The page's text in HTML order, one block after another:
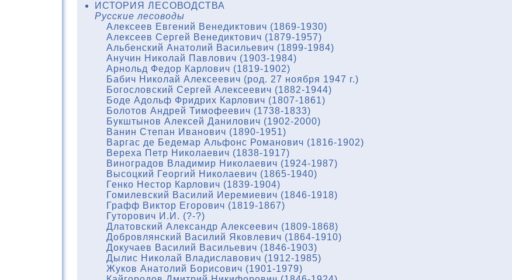
ИСТОРИЯ ЛЕСОВОДСТВА
Русские лесоводы
Алексеев Евгений Венедиктович (1869-1930)
Алексеев Сергей Венедиктович (1879-1957)
Альбенский Анатолий Васильевич (1899-1984)
Анучин Николай Павлович (1903-1984)
Арнольд Федор Карлович (1819-1902)
Бабич Николай Алексеевич (род. 27 ноября 1947 г.)
Богословский Сергей Алексеевич (1882-1944)
Боде Адольф Фридрих Карлович (1807-1861)
Болотов Андрей Тимофеевич (1738-1833)
Букштынов Алексей Данилович (1902-2000)
Ванин Степан Иванович (1890-1951)
Варгас де Бедемар Альфонс Романович (1816-1902)
Вереха Петр Николаевич (1838-1917)
Виноградов Владимир Николаевич (1924-1987)
Высоцкий Георгий Николаевич (1865-1940)
Генко Нестор Карлович (1839-1904)
Гомилевский Василий Иеремиевич (1846-1918)
Графф Виктор Егорович (1819-1867)
Гуторович И.И. (?-?)
Длатовский Александр Алексеевич (1809-1868)
Добровлянский Василий Яковлевич (1864-1910)
Докучаев Василий Васильевич (1846-1903)
Дылис Николай Владиславович (1912-1985)
Жуков Анатолий Борисович (1901-1979)